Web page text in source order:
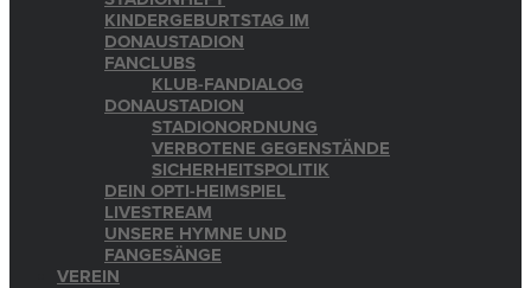
KINDERGEBURTSTAG IM
DONAUSTADION
FANCLUBS
KLUB-FANDIALOG
DONAUSTADION
STADIONORDNUNG
VERBOTENE GEGENSTÄNDE
SICHERHEITSPOLITIK
DEIN OPTI-HEIMSPIEL
LIVESTREAM
UNSERE HYMNE UND
FANGESÄNGE
VEREIN